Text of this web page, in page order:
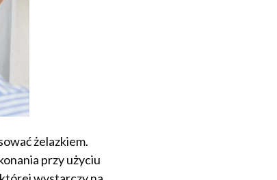
żelazkiem.
przy użyciu